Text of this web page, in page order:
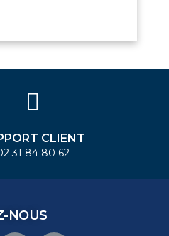
CLIENT
31 84 80 62
NOUS